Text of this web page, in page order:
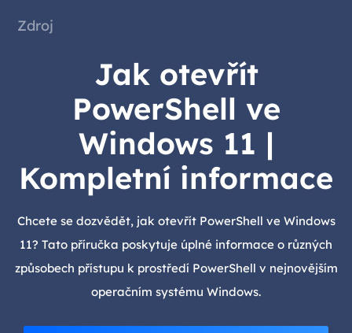
Zdroj
Jak otevřít
PowerShell ve
Windows 11 |
Kompletní informace
Chcete se dozvědět, jak otevřít PowerShell ve Windows
11? Tato příručka poskytuje úplné informace o různých
způsobech přístupu k prostředí PowerShell v nejnovějším
operačním systému Windows.